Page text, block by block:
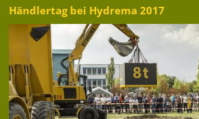
Händlertag bei Hydrema 2017